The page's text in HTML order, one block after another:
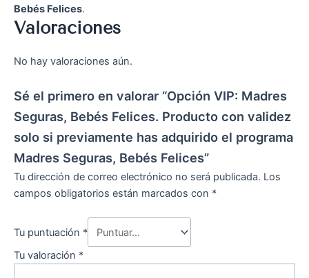
Bebés Felices.
Valoraciones
No hay valoraciones aún.
Sé el primero en valorar “Opción VIP: Madres
Seguras, Bebés Felices. Producto con validez
solo si previamente has adquirido el programa
Madres Seguras, Bebés Felices”
Tu dirección de correo electrónico no será publicada. Los
campos obligatorios están marcados con *
Tu puntuación *
Tu valoración *